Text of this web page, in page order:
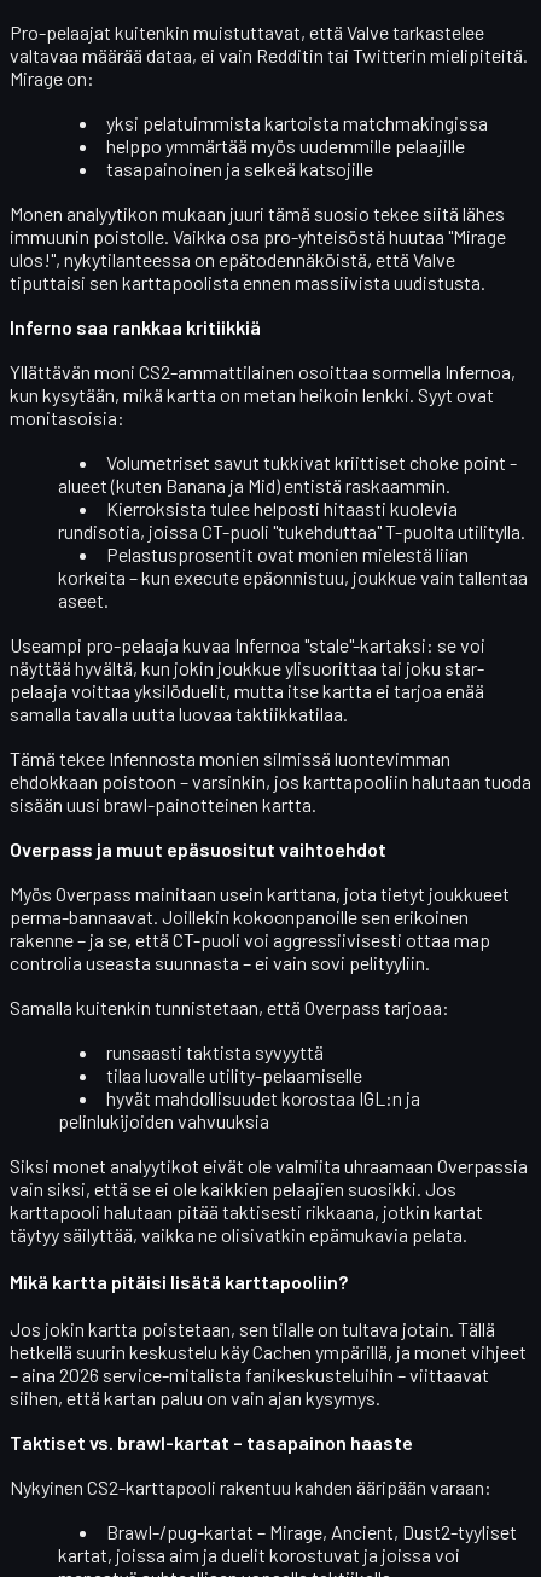
Pro-pelaajat kuitenkin muistuttavat, että Valve tarkastelee
valtavaa määrää dataa, ei vain Redditin tai Twitterin mielipiteitä.
Mirage on:
yksi pelatuimmista kartoista matchmakingissa
helppo ymmärtää myös uudemmille pelaajille
tasapainoinen ja selkeä katsojille
Monen analyytikon mukaan juuri tämä suosio tekee siitä lähes
immuunin poistolle. Vaikka osa pro-yhteisöstä huutaa "Mirage
ulos!", nykytilanteessa on epätodennäköistä, että Valve
tiputtaisi sen karttapoolista ennen massiivista uudistusta.
Inferno saa rankkaa kritiikkiä
Yllättävän moni CS2-ammattilainen osoittaa sormella Infernoa,
kun kysytään, mikä kartta on metan heikoin lenkki. Syyt ovat
monitasoisia:
Volumetriset savut tukkivat kriittiset choke point -
alueet (kuten Banana ja Mid) entistä raskaammin.
Kierroksista tulee helposti hitaasti kuolevia
rundisotia, joissa CT-puoli "tukehduttaa" T-puolta utilitylla.
Pelastusprosentit ovat monien mielestä liian
korkeita – kun execute epäonnistuu, joukkue vain tallentaa
aseet.
Useampi pro-pelaaja kuvaa Infernoa "stale"-kartaksi: se voi
näyttää hyvältä, kun jokin joukkue ylisuorittaa tai joku star-
pelaaja voittaa yksilöduelit, mutta itse kartta ei tarjoa enää
samalla tavalla uutta luovaa taktiikkatilaa.
Tämä tekee Infennosta monien silmissä luontevimman
ehdokkaan poistoon – varsinkin, jos karttapooliin halutaan tuoda
sisään uusi brawl-painotteinen kartta.
Overpass ja muut epäsuositut vaihtoehdot
Myös Overpass mainitaan usein karttana, jota tietyt joukkueet
perma-bannaavat. Joillekin kokoonpanoille sen erikoinen
rakenne – ja se, että CT-puoli voi aggressiivisesti ottaa map
controlia useasta suunnasta – ei vain sovi pelityyliin.
Samalla kuitenkin tunnistetaan, että Overpass tarjoaa:
runsaasti taktista syvyyttä
tilaa luovalle utility-pelaamiselle
hyvät mahdollisuudet korostaa IGL:n ja
pelinlukijoiden vahvuuksia
Siksi monet analyytikot eivät ole valmiita uhraamaan Overpassia
vain siksi, että se ei ole kaikkien pelaajien suosikki. Jos
karttapooli halutaan pitää taktisesti rikkaana, jotkin kartat
täytyy säilyttää, vaikka ne olisivatkin epämukavia pelata.
Mikä kartta pitäisi lisätä karttapooliin?
Jos jokin kartta poistetaan, sen tilalle on tultava jotain. Tällä
hetkellä suurin keskustelu käyCachen ympärillä, ja monet vihjeet
– aina 2026 service-mitalista fanikeskusteluihin – viittaavat
siihen, että kartan paluu on vain ajan kysymys.
Taktiset vs. brawl-kartat – tasapainon haaste
Nykyinen CS2-karttapooli rakentuu kahden ääripään varaan:
Brawl-/pug-kartat – Mirage, Ancient, Dust2-tyyliset
kartat, joissa aim ja duelit korostuvat ja joissa voi